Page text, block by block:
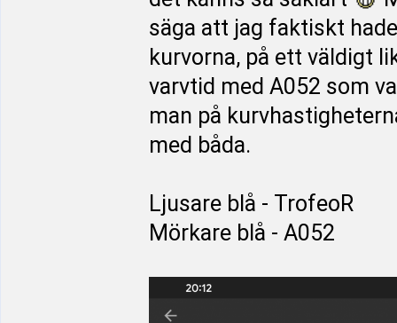
säga att jag faktiskt
kurvorna, på ett väldigt
varvtid med A052 som
man på
med båda.
Ljusare blå - TrofeoR
Mörkare blå - A052